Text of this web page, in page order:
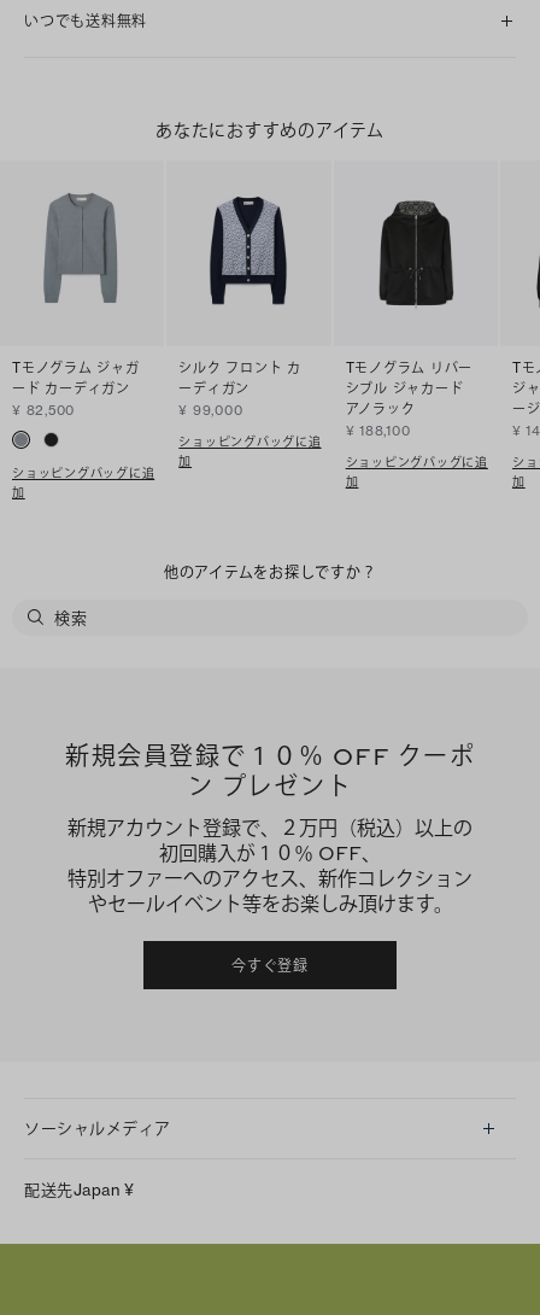
いつでも送料無料
あなたにおすすめのアイテム
Tモノグラム ジャガ
ード カーディガン
¥ 82,500
ショッピングバッグに追
加
シルク フロント カ
ーディガン
¥ 99,000
ショッピングバッグに追
加
Tモノグラム リバー
シブル ジャカード
アノラック
¥ 188,100
ショッピングバッグに追
加
Tモ
ジ
ー
¥
シ
加
他のアイテムをお探しですか？
新規会員登録で１０％ OFF クーポ
ン プレゼント
新規アカウント登録で、２万円（税込）以上の
初回購入が１０％ OFF、
特別オファーへのアクセス、新作コレクション
やセールイベント等をお楽しみ頂けます。
今すぐ登録
ソーシャルメディア
Facebook
配送先Japan ¥